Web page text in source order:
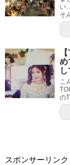
い
そ
め
し
こ
の
スポンサーリンク